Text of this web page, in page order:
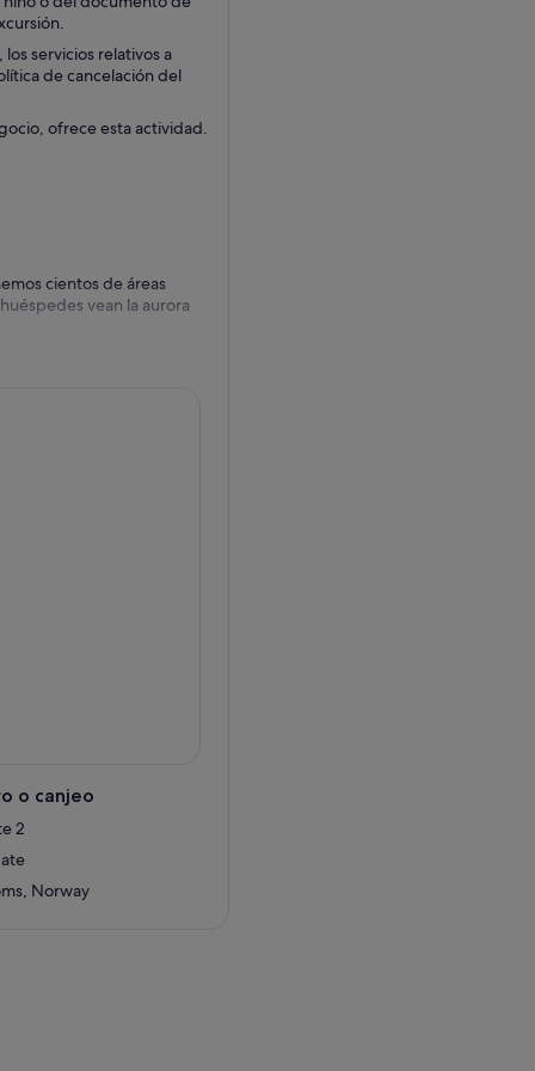
servicios relativos a
de cancelación del
ofrece esta actividad.
cientos de áreas
vean la aurora
o canjeo
2
Norway